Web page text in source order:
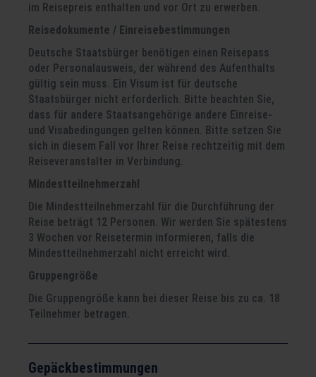
im Reisepreis enthalten und vor Ort zu erwerben.
Reisedokumente / Einreisebestimmungen
Deutsche Staatsbürger benötigen einen Reisepass
oder Personalausweis, der während des Aufenthalts
gültig sein muss. Ein Visum ist für deutsche
Staatsbürger nicht erforderlich. Bitte beachten Sie,
dass für andere Staatsangehörige andere Einreise-
und Visabedingungen gelten können. Bitte setzen Sie
sich in diesem Fall vor Ihrer Reise rechtzeitig mit dem
Reiseveranstalter in Verbindung.
Mindestteilnehmerzahl
Die Mindestteilnehmerzahl für die Durchführung der
Reise beträgt 12 Personen. Wir werden Sie spätestens
3 Wochen vor Reisetermin informieren, falls die
Mindestteilnehmerzahl nicht erreicht wird.
Gruppengröße
Die Gruppengröße kann bei dieser Reise bis zu ca. 18
Teilnehmer betragen.
Gepäckbestimmungen